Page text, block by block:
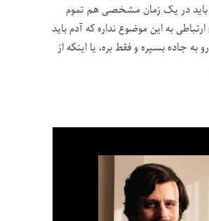
در یک زمان مشخصی هم تموم
به این موضوع نداره که آدم باید
جاده بسپره و فقط بره، یا اینکه از